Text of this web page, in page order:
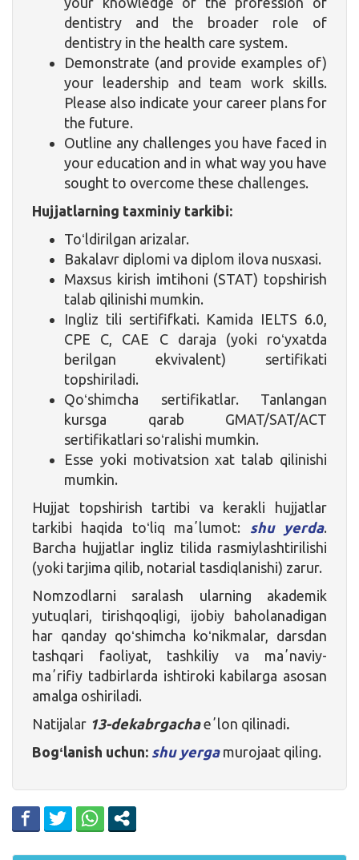
dentistry and the broader role of
dentistry in the health care system.
Demonstrate (and provide examples of)
your leadership and team work skills.
Please also indicate your career plans for
the future.
Outline any challenges you have faced in
your education and in what way you have
sought to overcome these challenges.
Hujjatlarning taxminiy tarkibi:
Toʻldirilgan arizalar.
Bakalavr diplomi va diplom ilova nusxasi.
Maxsus kirish imtihoni (STAT) topshirish
talab qilinishi mumkin.
Ingliz tili sertififkati. Kamida IELTS 6.0,
CPE C, CAE C daraja (yoki roʻyxatda
berilgan ekvivalent) sertifikati
topshiriladi.
Qoʻshimcha sertifikatlar. Tanlangan
kursga qarab GMAT/SAT/ACT
sertifikatlari soʻralishi mumkin.
Esse yoki motivatsion xat talab qilinishi
mumkin.
Hujjat topshirish tartibi va kerakli hujjatlar
tarkibi haqida toʻliq maʼlumot: shu yerda.
Barcha hujjatlar ingliz tilida rasmiylashtirilishi
(yoki tarjima qilib, notarial tasdiqlanishi) zarur.
Nomzodlarni saralash ularning akademik
yutuqlari, tirishqoqligi, ijobiy baholanadigan
har qanday qoʻshimcha koʻnikmalar, darsdan
tashqari faoliyat, tashkiliy va maʼnaviy-
maʼrifiy tadbirlarda ishtiroki kabilarga asosan
amalga oshiriladi.
Natijalar 13-dekabrgachaeʼlon qilinadi.
Bogʻlanish uchun: shu yergamurojaat qiling.